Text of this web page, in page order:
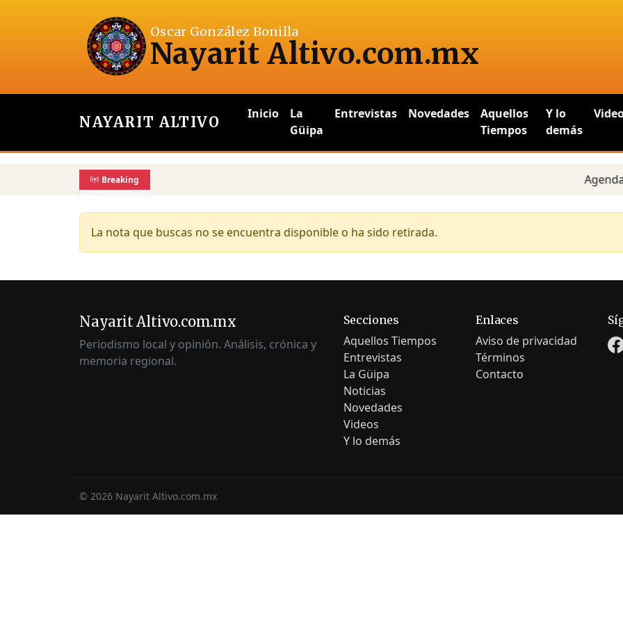
Oscar González Bonilla
Nayarit Altivo.com.mx
NAYARIT ALTIVO Inicio
La
Güipa
Entrevistas Novedades
Aquellos
Tiempos
Y lo
demás
Breaking
La nota que buscas no se encuentra disponible o ha sido retirada.
Nayarit Altivo.com.mx
Periodismo local y opinión. Análisis, crónica y
memoria regional.
Secciones
Aquellos Tiempos
Entrevistas
La Güipa
Noticias
Novedades
Videos
Y lo demás
Enlaces
Aviso de privacidad
Términos
Contacto
© 2026 Nayarit Altivo.com.mx